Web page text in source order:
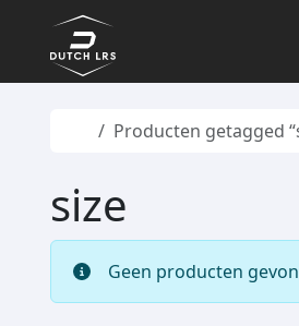
Skip to content
Skip to footer
Home
Producten getagged
size
Geen producten